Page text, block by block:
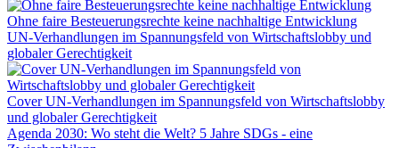
Ohne faire Besteuerungsrechte keine nachhaltige Entwicklung
UN-Verhandlungen im Spannungsfeld von Wirtschaftslobby und
globaler Gerechtigkeit
Cover UN-Verhandlungen im Spannungsfeld von Wirtschaftslobby
und globaler Gerechtigkeit
Agenda 2030: Wo steht die Welt? 5 Jahre SDGs - eine